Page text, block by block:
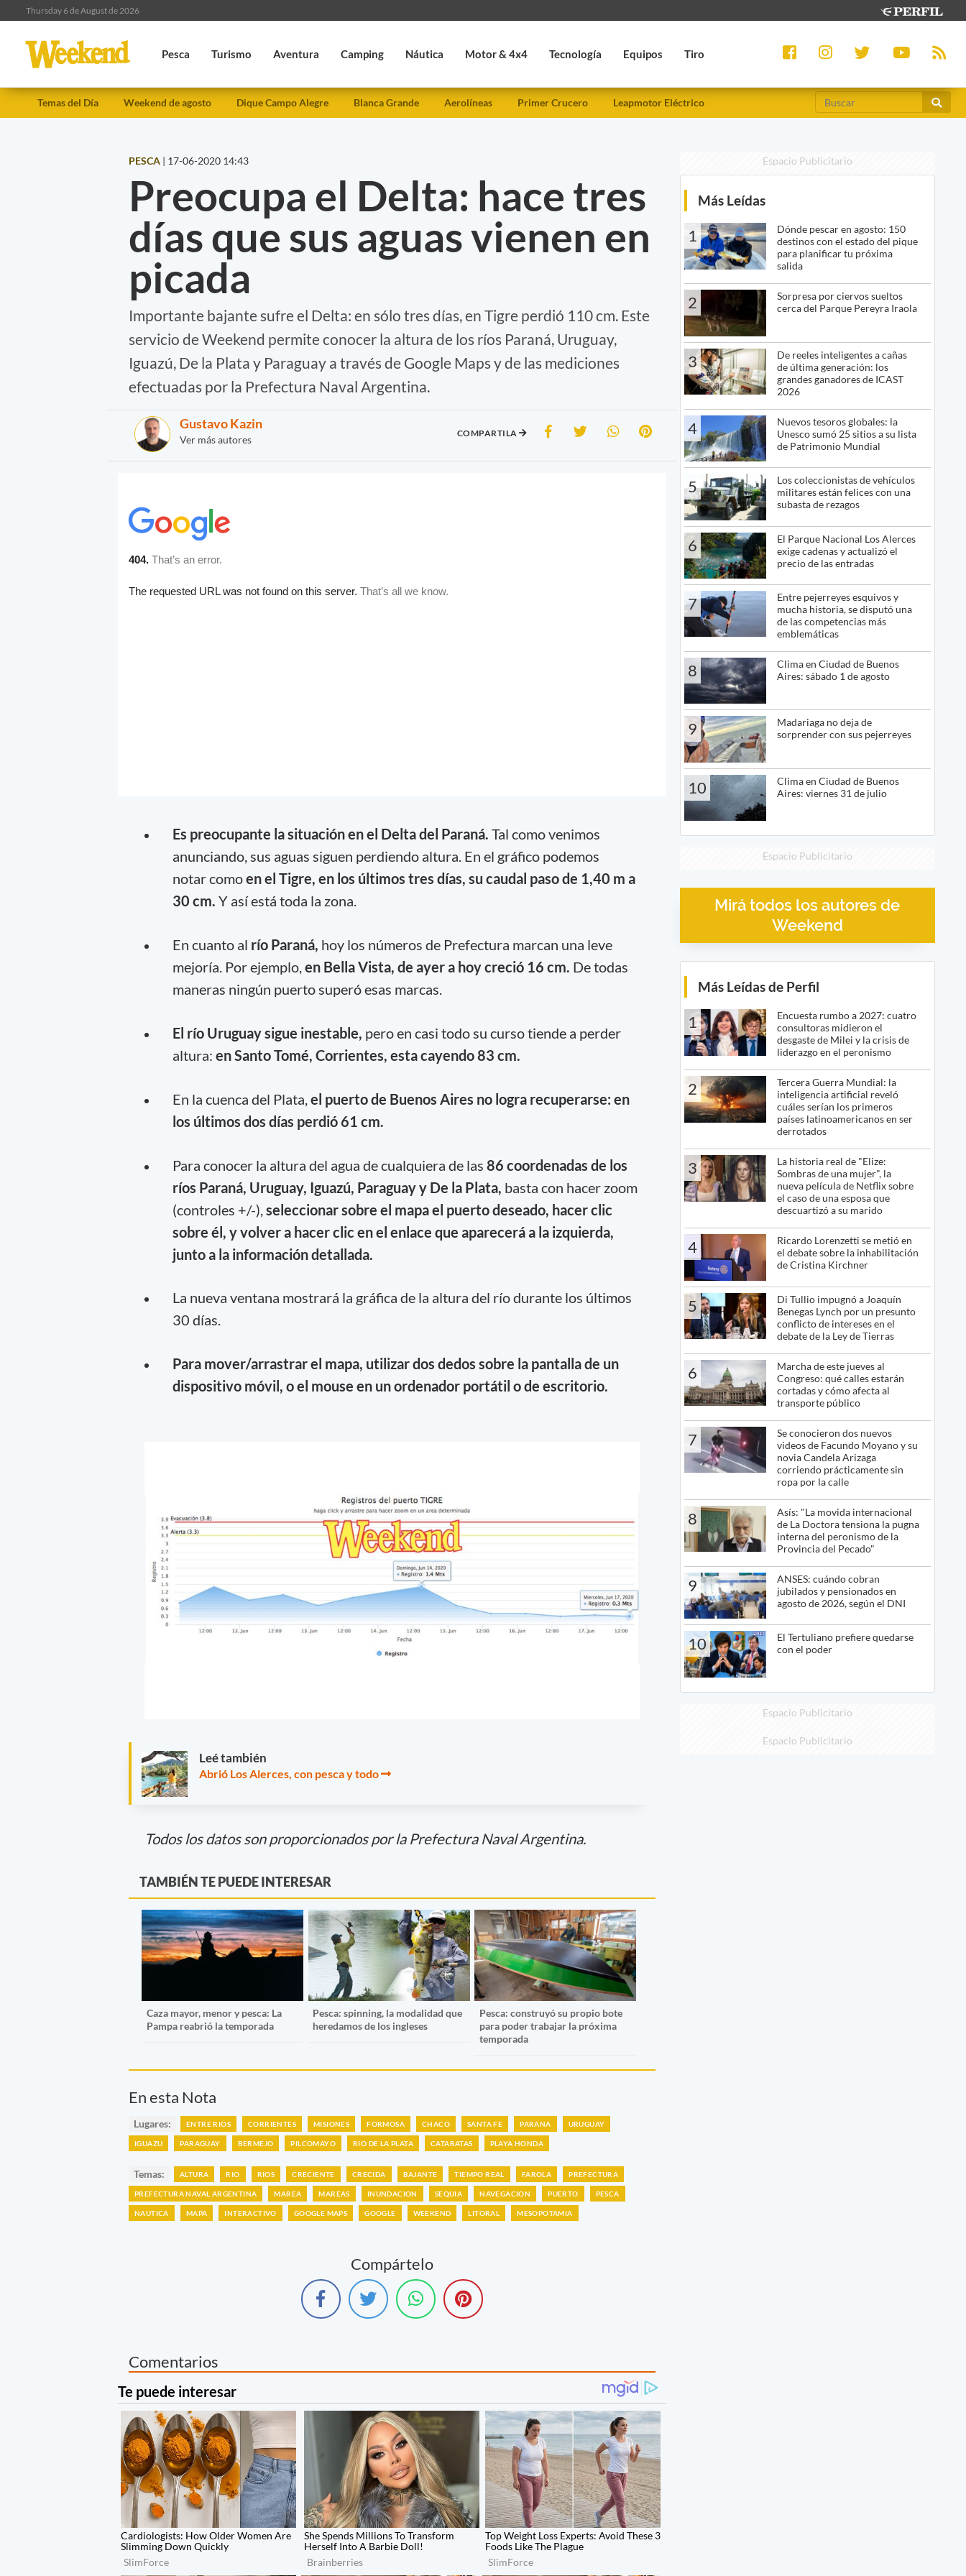
Thursday 6 de August de 2026
Pesca Turismo Aventura Camping Náutica Motor & 4x4 Tecnología Equipos Tiro
Temas del Día Weekend de agosto Dique Campo Alegre Blanca Grande Aerolíneas Primer Crucero Leapmotor Eléctrico
PESCA | 17-06-2020 14:43
Preocupa el Delta: hace tres
días que sus aguas vienen en
picada
Importante bajante sufre el Delta: en sólo tres días, en Tigre perdió 110 cm. Este
servicio de Weekend permite conocer la altura de los ríos Paraná, Uruguay,
Iguazú, De la Plata y Paraguay a través de Google Maps y de las mediciones
efectuadas por la Prefectura Naval Argentina.
Gustavo Kazin
Ver más autores
COMPARTILA
Es preocupante la situación en el Delta del Paraná. Tal como venimos
anunciando, sus aguas siguen perdiendo altura. En el gráfico podemos
notar comoen el Tigre, en los últimos tres días, su caudal paso de 1,40 m a
30 cm. Y así está toda la zona.
En cuanto al río Paraná, hoy los números de Prefectura marcan una leve
mejoría. Por ejemplo,en Bella Vista, de ayer a hoy creció 16 cm. De todas
maneras ningún puerto superó esas marcas.
El río Uruguay sigue inestable, pero en casi todo su curso tiende a perder
altura: en Santo Tomé, Corrientes, esta cayendo 83 cm.
En la cuenca del Plata, el puerto de Buenos Aires no logra recuperarse: en
los últimos dos días perdió 61 cm.
Para conocer la altura del agua de cualquiera de las 86 coordenadas de los
ríos Paraná, Uruguay, Iguazú, Paraguay y De la Plata, basta con hacer zoom
(controles +/-), seleccionar sobre el mapa el puerto deseado, hacer clic
sobre él, y volver a hacer clic en el enlace que aparecerá a la izquierda,
junto a la información detallada.
La nueva ventana mostrará la gráfica de la altura del río durante los últimos
30 días.
Para mover/arrastrar el mapa, utilizar dos dedos sobre la pantalla de un
dispositivo móvil, o el mouse en un ordenador portátil o de escritorio.
Leé también
Abrió Los Alerces, con pesca y todo
Todos los datos son proporcionados por la Prefectura Naval Argentina.
TAMBIÉN TE PUEDE INTERESAR
Caza mayor, menor y pesca: La
Pampa reabrió la temporada
Pesca: spinning, la modalidad que
heredamos de los ingleses
Pesca: construyó su propio bote
para poder trabajar la próxima
temporada
En esta Nota
Lugares: ENTRE RIOS CORRIENTES MISIONES FORMOSA CHACO SANTA FE PARANA URUGUAY
IGUAZU PARAGUAY BERMEJO PILCOMAYO RIO DE LA PLATA CATARATAS PLAYA HONDA
Temas: ALTURA RIO RIOS CRECIENTE CRECIDA BAJANTE TIEMPO REAL FAROLA PREFECTURA
PREFECTURA NAVAL ARGENTINA MAREA MAREAS INUNDACION SEQUIA NAVEGACION PUERTO PESCA
NAUTICA MAPA INTERACTIVO GOOGLE MAPS GOOGLE WEEKEND LITORAL MESOPOTAMIA
Compártelo
Comentarios
Espacio Publicitario
Más Leídas
1
Dónde pescar en agosto: 150
destinos con el estado del pique
para planificar tu próxima
salida
2
Sorpresa por ciervos sueltos
cerca del Parque Pereyra Iraola
3
De reeles inteligentes a cañas
de última generación: los
grandes ganadores de ICAST
2026
4
Nuevos tesoros globales: la
Unesco sumó 25 sitios a su lista
de Patrimonio Mundial
5
Los coleccionistas de vehículos
militares están felices con una
subasta de rezagos
6
El Parque Nacional Los Alerces
exige cadenas y actualizó el
precio de las entradas
7
Entre pejerreyes esquivos y
mucha historia, se disputó una
de las competencias más
emblemáticas
8
Clima en Ciudad de Buenos
Aires: sábado 1 de agosto
9
Madariaga no deja de
sorprender con sus pejerreyes
10
Clima en Ciudad de Buenos
Aires: viernes 31 de julio
Espacio Publicitario
Mirá todos los autores de
Weekend
Más Leídas de Perfil
1
Encuesta rumbo a 2027: cuatro
consultoras midieron el
desgaste de Milei y la crisis de
liderazgo en el peronismo
2
Tercera Guerra Mundial: la
inteligencia artificial reveló
cuáles serían los primeros
países latinoamericanos en ser
derrotados
3
La historia real de "Elize:
Sombras de una mujer", la
nueva película de Netflix sobre
el caso de una esposa que
descuartizó a su marido
4
Ricardo Lorenzetti se metió en
el debate sobre la inhabilitación
de Cristina Kirchner
5
Di Tullio impugnó a Joaquín
Benegas Lynch por un presunto
conflicto de intereses en el
debate de la Ley de Tierras
6
Marcha de este jueves al
Congreso: qué calles estarán
cortadas y cómo afecta al
transporte público
7
Se conocieron dos nuevos
videos de Facundo Moyano y su
novia Candela Arizaga
corriendo prácticamente sin
ropa por la calle
8
Asís: "La movida internacional
de La Doctora tensiona la pugna
interna del peronismo de la
Provincia del Pecado"
9
ANSES: cuándo cobran
jubilados y pensionados en
agosto de 2026, según el DNI
10
El Tertuliano prefiere quedarse
con el poder
Espacio Publicitario
Espacio Publicitario